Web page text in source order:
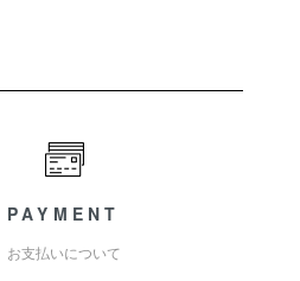
PAYMENT
お支払いについて